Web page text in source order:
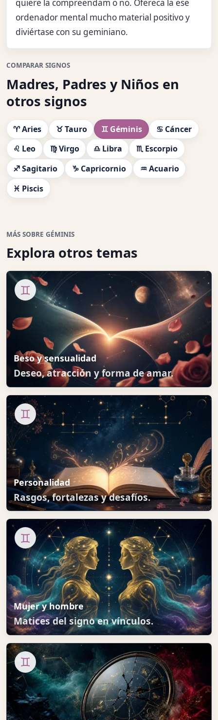
quiere la compreendam o no. Ofereca la ese
ordenador mental mucho material positivo y
diviértase con su geminiano.
COMPARAR SIGNOS
Madres, Padres y Niños en
otros signos
♈ Aries ♉ Tauro ♊ Géminis
♋ Cáncer
♌ Leo
♍ Virgo ♎ Libra
♏ Escorpio
♐ Sagitario
♑ Capricornio
♒ Acuario
♓ Piscis
MÁS SOBRE GÉMINIS
Explora otros temas
♊
Beso y sensualidad
Deseo, atracción y forma de amar.
♊
Personalidad
Rasgos, fortalezas y desafíos.
♊
Mujer y hombre
Matices del signo en vínculos.
♊